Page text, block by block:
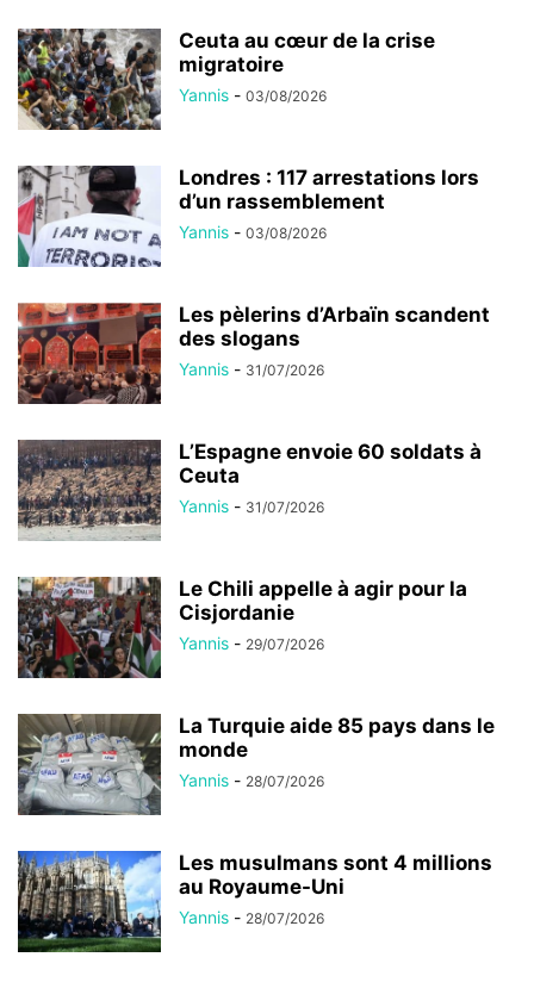
Ceuta au cœur de la crise
migratoire
Yannis - 03/08/2026
Londres : 117 arrestations lors
d’un rassemblement
Yannis - 03/08/2026
Les pèlerins d’Arbaïn scandent
des slogans
Yannis - 31/07/2026
L’Espagne envoie 60 soldats à
Ceuta
Yannis - 31/07/2026
Le Chili appelle à agir pour la
Cisjordanie
Yannis - 29/07/2026
La Turquie aide 85 pays dans le
monde
Yannis - 28/07/2026
Les musulmans sont 4 millions
au Royaume-Uni
Yannis - 28/07/2026